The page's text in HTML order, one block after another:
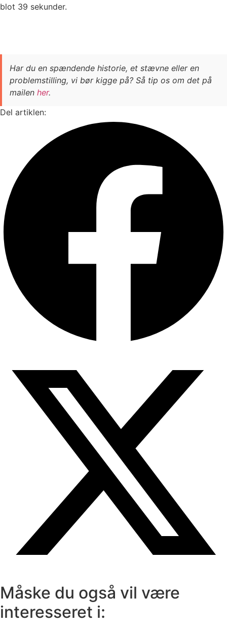
blot 39 sekunder.
Har du en spændende historie, et stævne eller en
problemstilling, vi bør kigge på? Så tip os om det på
mailen her.
Del artiklen:
Måske du også vil være
interesseret i: